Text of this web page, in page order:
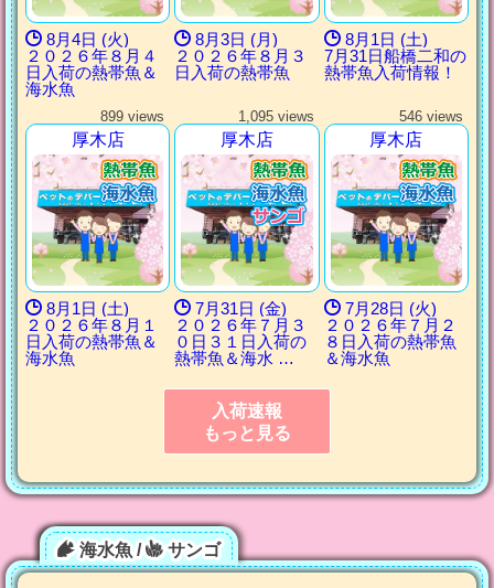
8月4日 (火)
２０２６年８月４
日入荷の熱帯魚＆
海水魚
8月3日 (月)
２０２６年８月３
日入荷の熱帯魚
8月1日 (土)
7月31日船橋二和の
熱帯魚入荷情報！
899 views
厚木店
8月1日 (土)
２０２６年８月１
日入荷の熱帯魚＆
海水魚
1,095 views
厚木店
7月31日 (金)
２０２６年７月３
０日３１日入荷の
熱帯魚＆海水 …
546 views
厚木店
7月28日 (火)
２０２６年７月２
８日入荷の熱帯魚
＆海水魚
入荷速報
もっと見る
海水魚 / サンゴ